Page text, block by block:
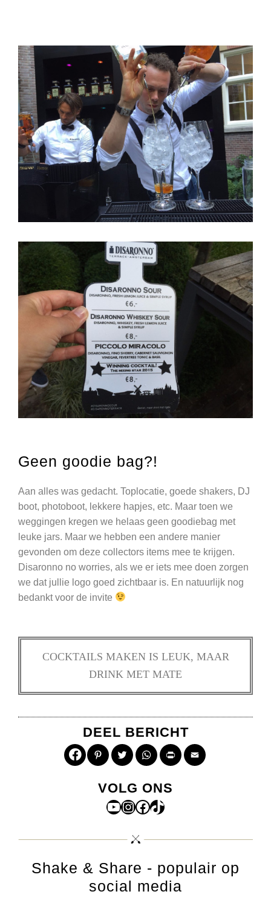
Geen goodie bag?!
Aan alles was gedacht. Toplocatie, goede shakers, DJ
boot, photoboot, lekkere hapjes, etc. Maar toen we
weggingen kregen we helaas geen goodiebag met
leuke jars. Maar we hebben een andere manier
gevonden om deze collectors items mee te krijgen.
Disaronno no worries, als we er iets mee doen zorgen
we dat jullie logo goed zichtbaar is. En natuurlijk nog
bedankt voor de invite
COCKTAILS MAKEN IS LEUK, MAAR
DRINK MET MATE
DEEL BERICHT
PinterestTwitterWhatsApp
Print
VOLG ONS
YouTube
Instagram
Facebook
TikTok
Shake & Share - populair op
social media